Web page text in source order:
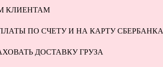
КЛИЕНТАМ
ПО СЧЕТУ И НА КАРТУ СБЕРБАНКА
ДОСТАВКУ ГРУЗА